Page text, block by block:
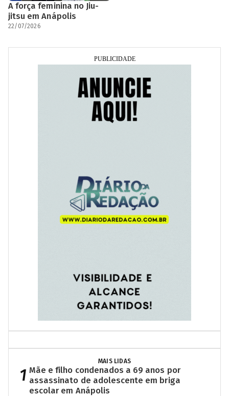
A força feminina no Jiu-
jitsu em Anápolis
22/07/2026
MAIS LIDAS
1 Mãe e filho condenados a 69 anos por
assassinato de adolescente em briga
escolar em Anápolis